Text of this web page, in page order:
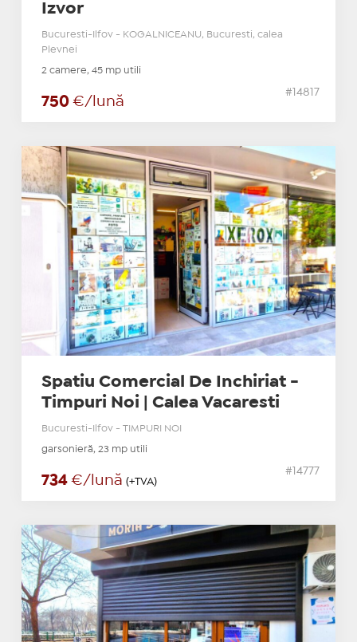
Izvor
Bucuresti-Ilfov - KOGALNICEANU, Bucuresti, calea
Plevnei
2 camere, 45 mp utili
750 €/lună
#14817
Spatiu Comercial De Inchiriat -
Timpuri Noi | Calea Vacaresti
Bucuresti-Ilfov - TIMPURI NOI
garsonieră, 23 mp utili
734 €/lună (+TVA)
#14777